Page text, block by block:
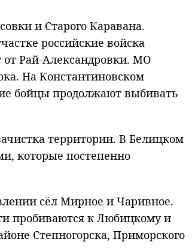
и Старого Каравана.
российские войска
от Рай-Александровки. МО
На Константиновском
бойцы продолжают выбивать
территории. В Белицком
которые постепенно
сёл Мирное и Чаривное.
пробиваются к Любицкому и
Степногорска, Приморского